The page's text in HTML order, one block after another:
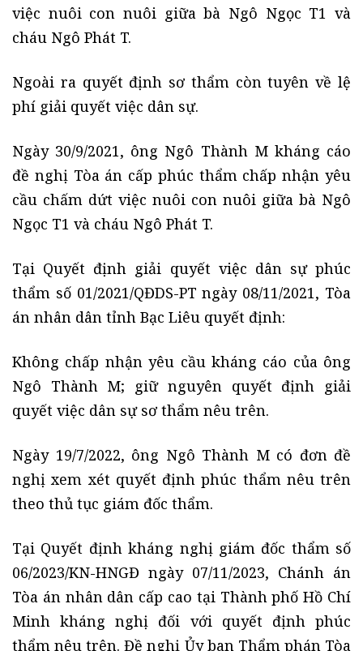
việc nuôi con nuôi giữa bà Ngô Ngọc T1 và
cháu Ngô Phát T.
Ngoài ra quyết định sơ thẩm còn tuyên về lệ
phí giải quyết việc dân sự.
Ngày 30/9/2021, ông Ngô Thành M kháng cáo
đề nghị Tòa án cấp phúc thẩm chấp nhận yêu
cầu chấm dứt việc nuôi con nuôi giữa bà Ngô
Ngọc T1 và cháu Ngô Phát T.
Tại Quyết định giải quyết việc dân sự phúc
thẩm số 01/2021/QĐDS-PT ngày 08/11/2021, Tòa
án nhân dân tỉnh Bạc Liêu quyết định:
Không chấp nhận yêu cầu kháng cáo của ông
Ngô Thành M; giữ nguyên quyết định giải
quyết việc dân sự sơ thẩm nêu trên.
Ngày 19/7/2022, ông Ngô Thành M có đơn đề
nghị xem xét quyết định phúc thẩm nêu trên
theo thủ tục giám đốc thẩm.
Tại Quyết định kháng nghị giám đốc thẩm số
06/2023/KN-HNGĐ ngày 07/11/2023, Chánh án
Tòa án nhân dân cấp cao tại Thành phố Hồ Chí
Minh kháng nghị đối với quyết định phúc
thẩm nêu trên. Đề nghị Ủy ban Thẩm phán Tòa